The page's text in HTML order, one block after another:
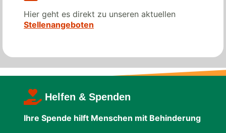
Hier geht es direkt zu unseren aktuellen
Stellenangeboten
Helfen & Spenden
Ihre Spende hilft Menschen mit Behinderung